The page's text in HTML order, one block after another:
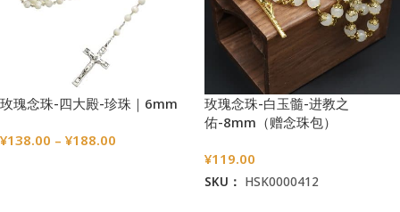
玫瑰念珠-四大殿-珍珠｜6mm
¥138.00 – ¥188.00
玫瑰念珠-白玉髓-进教之
佑-8mm（赠念珠包）
¥119.00
SKU： HSK0000412